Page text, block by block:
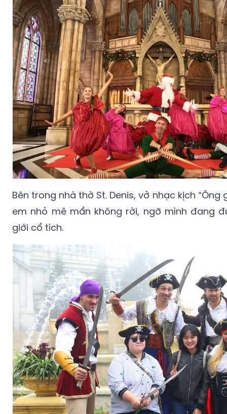
Bên trong nhà thờ St. Denis, vở nhạc kịch “Ông
em nhỏ mê mẩn không rời, ngỡ mình đang
giới cổ tích.